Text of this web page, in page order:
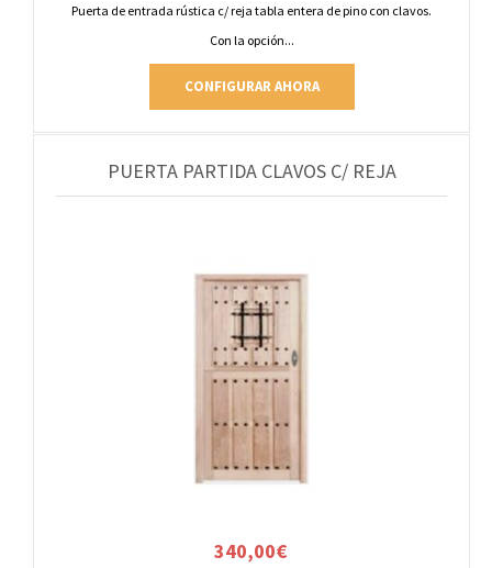
Puerta de entrada rústica c/ reja tabla entera de pino con clavos.
Con la opción...
CONFIGURAR AHORA
PUERTA PARTIDA CLAVOS C/ REJA
340,00€